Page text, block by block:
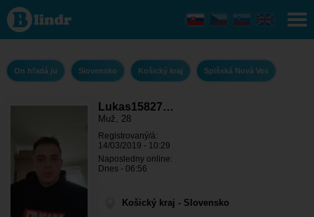
Lukas158275
- On hľadá ju
Košický kraj
- Spišská
On hľadá ju Slovensko Košický kraj Spišská Nová Ves
Lukas15827…
Muž, 28
Registrovaný/á:
14/03/2019 - 10:29
Naposledny online:
Dnes - 06:56
Košický kraj - Slovensko